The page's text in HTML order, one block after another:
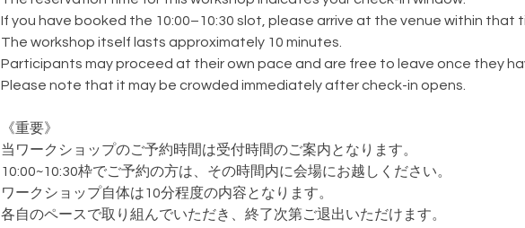
If you have booked the 10:00–10:30 slot, please arrive at the venue within that
The workshop itself lasts approximately 10 minutes.
Participants may proceed at their own pace and are free to leave once they
Please note that it may be crowded immediately after check-in opens.
《重要》
当ワークショップのご予約時間は受付時間のご案内となります。
10:00~10:30枠でご予約の方は、その時間内に会場にお越しください。
ワークショップ自体は10分程度の内容となります。
各自のペースで取り組んでいただき、終了次第ご退出いただけます。